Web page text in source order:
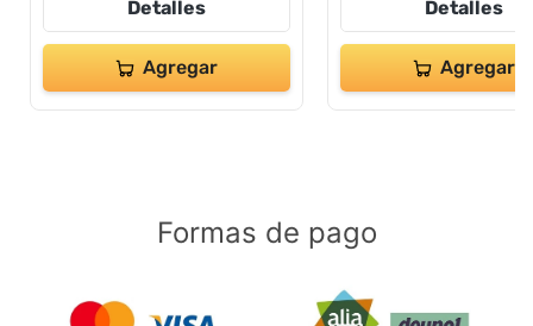
Detalles
Agregar
Detalles
Agregar
Formas de pago